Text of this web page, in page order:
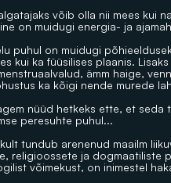
võib olla nii mees kui
on muidugi energia- ja
puhul on muidugi
kui ka füüsilises plaanis.
ämm haige,
ka kõigi nende murede
nüüd hetkeks ette, et seda
peresuhte puhul...
tundub arenenud maailm
religioossete ja dogmaatiliste
võimekust, on inimestel